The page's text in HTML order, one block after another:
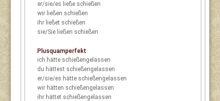
er/sie/es ließe schießen
wir ließen schießen
ihr ließet schießen
sie/Sie ließen schießen
Plusquamperfekt
ich hätte schießengelassen
du hättest schießengelassen
er/sie/es hätte schießengelassen
wir hätten schießengelassen
ihr hättet schießengelassen